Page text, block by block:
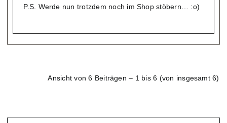
P.S. Werde nun trotzdem noch im Shop stöbern… :o)
Ansicht von 6 Beiträgen – 1 bis 6 (von insgesamt 6)